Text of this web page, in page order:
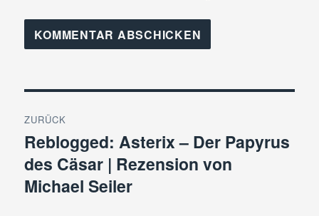
ZURÜCK
Vorheriger
Beitrag:
Reblogged: Asterix – Der Papyrus
des Cäsar | Rezension von
Michael Seiler